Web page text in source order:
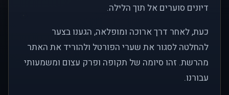
דיונים סוערים אל תוך הלילה.
כעת, לאחר דרך ארוכה ומופלאה, הגענו בצער
להחלטה לסגור את שערי הפורטל ולהוריד את האתר
מהרשת. זהו סיומה של תקופה ופרק עצום ומשמעותי
עבורנו.